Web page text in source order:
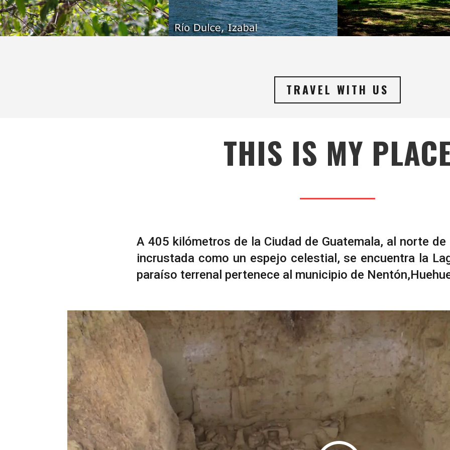
TRAVEL WITH US
THIS IS MY
A 405 kilómetros de la Ciudad de Guatemala, al norte de
incrustada como un espejo celestial, se encuentra la
paraíso terrenal pertenece al municipio de